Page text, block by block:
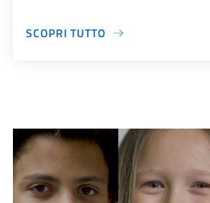
SCOPRI TUTTO